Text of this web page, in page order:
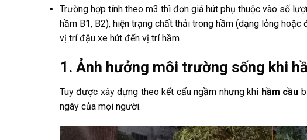
Trường hợp tính theo m3 thì đơn giá hút phụ thuộc vào số
hầm B1, B2), hiện trạng chất thải trong hầm (dạng lỏng
vị trí đậu xe hút đến vị trí hầm
1. Ảnh hưởng môi trường sống khi
Tuy được xây dựng theo kết cấu ngầm nhưng khi hầm cầu
ngày của mọi người.